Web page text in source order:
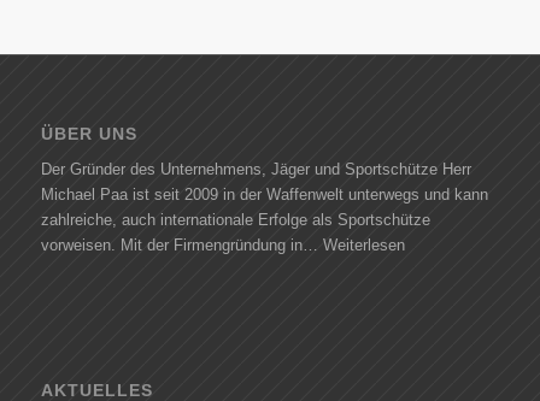
ÜBER UNS
Der Gründer des Unternehmens, Jäger und Sportschütze Herr
Michael Paa ist seit 2009 in der Waffenwelt unterwegs und kann
zahlreiche, auch internationale Erfolge als Sportschütze
vorweisen. Mit der Firmengründung in… Weiterlesen
AKTUELLES